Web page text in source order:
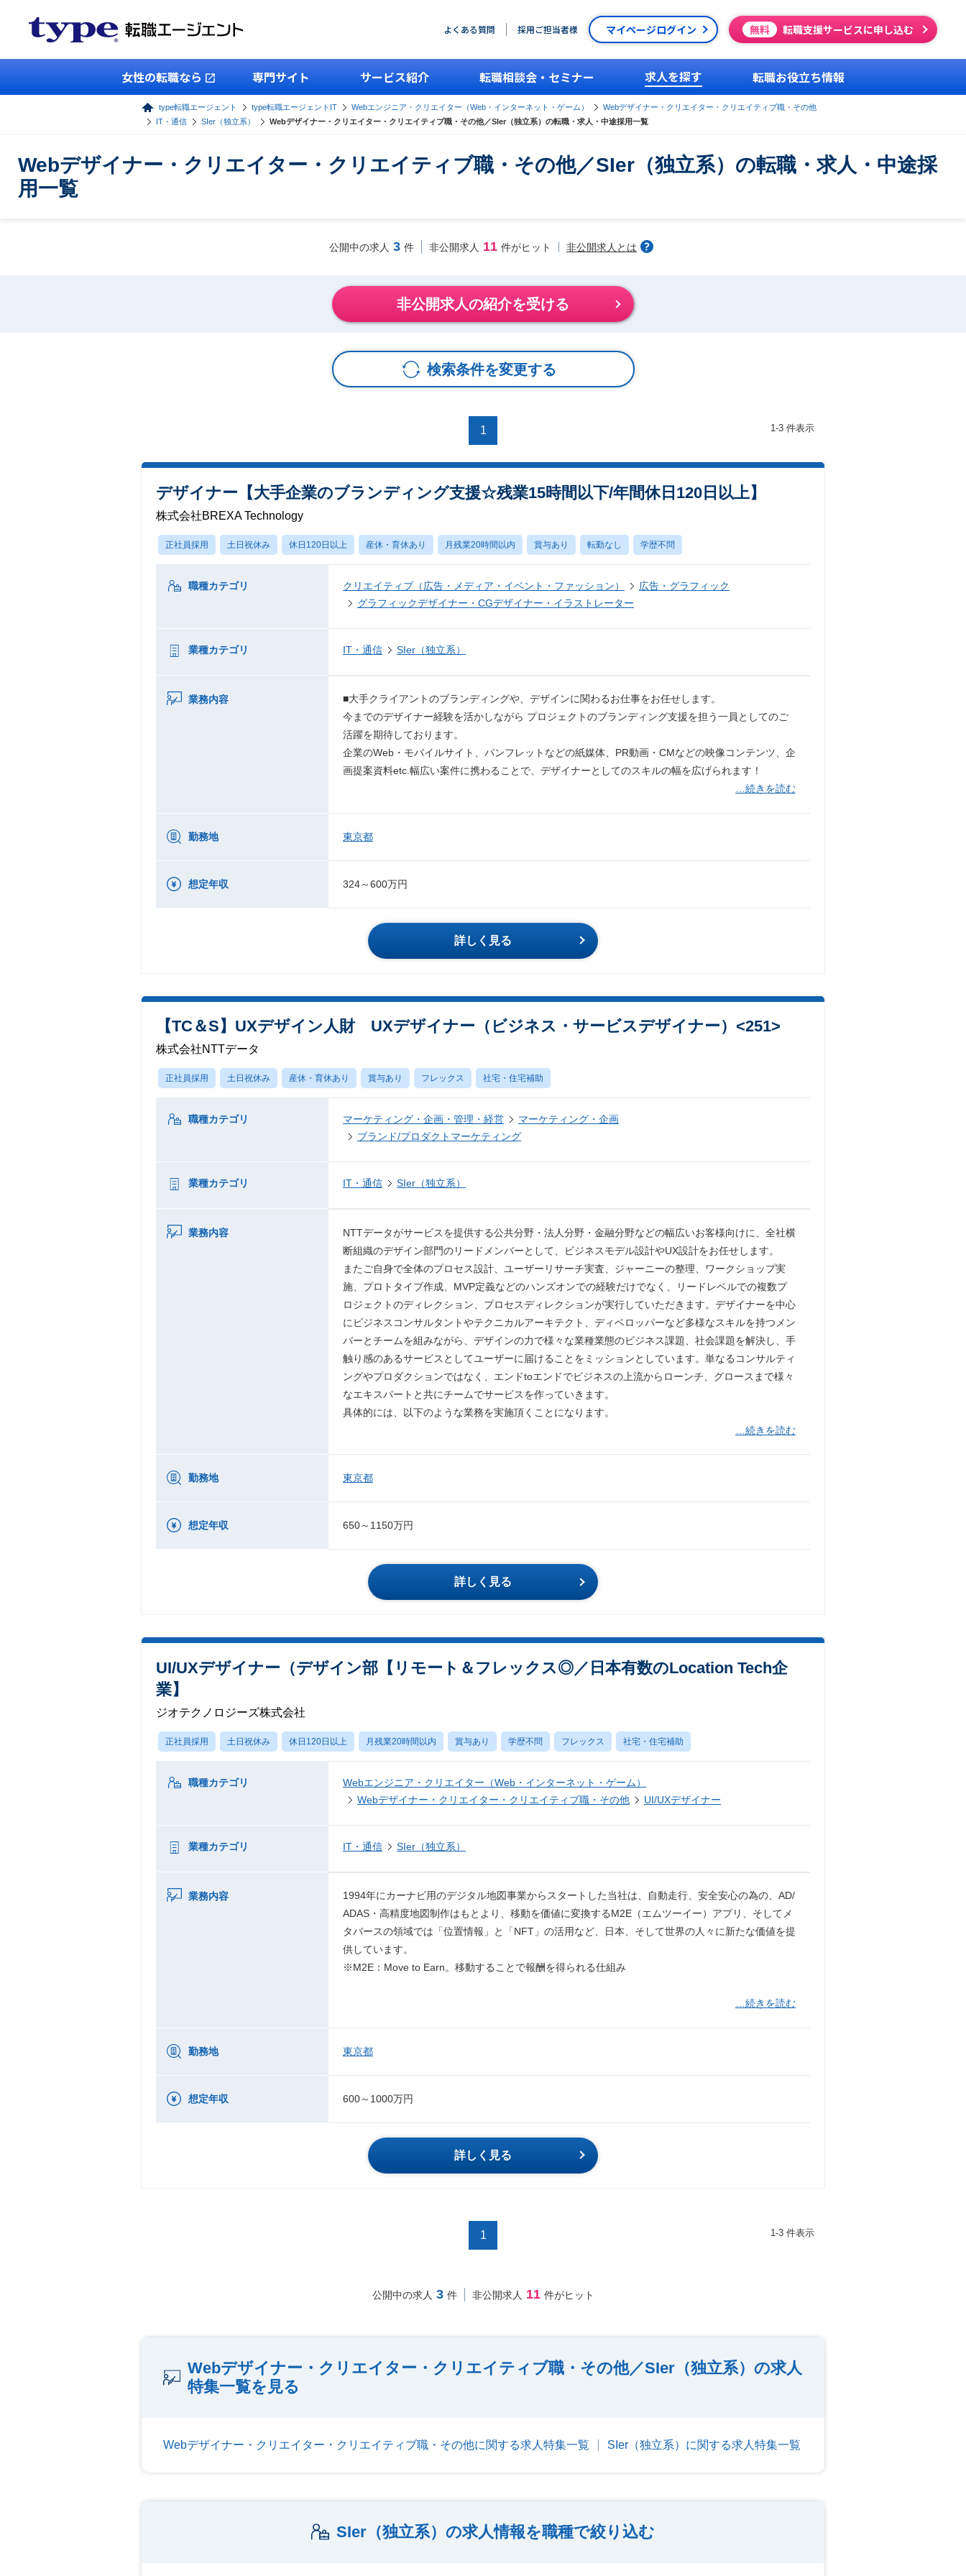
よくある質問 採用ご担当者様 マイページログイン 無料 転職支援サービスに申し込む
女性の転職なら 専門サイト サービス紹介 転職相談会・セミナー 求人を探す 転職お役立ち情報
type転職エージェント type転職エージェントIT Webエンジニア・クリエイター（Web・インターネット・ゲーム）
Webデザイナー・クリエイター・クリエイティブ職・その他
IT・通信
SIer（独立系） Webデザイナー・クリエイター・クリエイティブ職・その他／SIer（独立系）の転職・求人・中途採用一覧
Webデザイナー・クリエイター・クリエイティブ職・その他／SIer（独立系）の転職・求人・中途採
用一覧
公開中の求人 3 件 非公開求人 11 件がヒット 非公開求人とは
非公開求人の紹介を受ける
検索条件を変更する
1 1-3 件表示
デザイナー【大手企業のブランディング支援☆残業15時間以下/年間休日120日以上】
株式会社BREXA Technology
正社員採用 土日祝休み 休日120日以上 産休・育休あり 月残業20時間以内 賞与あり 転勤なし 学歴不問
職種カテゴリ クリエイティブ（広告・メディア・イベント・ファッション）
広告・グラフィック
グラフィックデザイナー・CGデザイナー・イラストレーター
業種カテゴリ IT・通信 SIer（独立系）
業務内容
■大手クライアントのブランディングや、デザインに関わるお仕事をお任せします。
今までのデザイナー経験を活かしながら プロジェクトのブランディング支援を担う一員としてのご
活躍を期待しております。
企業のWeb・モバイルサイト、パンフレットなどの紙媒体、PR動画・CMなどの映像コンテンツ、企
画提案資料etc.幅広い案件に携わることで、デザイナーとしてのスキルの幅を広げられます！
…続きを読む
勤務地 東京都
想定年収 324～600万円
詳しく見る
【TC＆S】UXデザイン人財 UXデザイナー（ビジネス・サービスデザイナー）<251>
株式会社NTTデータ
正社員採用 土日祝休み 産休・育休あり 賞与あり フレックス 社宅・住宅補助
職種カテゴリ マーケティング・企画・管理・経営
マーケティング・企画
ブランド/プロダクトマーケティング
業種カテゴリ IT・通信 SIer（独立系）
業務内容
NTTデータがサービスを提供する公共分野・法人分野・金融分野などの幅広いお客様向けに、全社横
断組織のデザイン部門のリードメンバーとして、ビジネスモデル設計やUX設計をお任せします。
またご自身で全体のプロセス設計、ユーザーリサーチ実査、ジャーニーの整理、ワークショップ実
施、プロトタイプ作成、MVP定義などのハンズオンでの経験だけでなく、リードレベルでの複数プ
ロジェクトのディレクション、プロセスディレクションが実行していただきます。デザイナーを中心
にビジネスコンサルタントやテクニカルアーキテクト、ディベロッパーなど多様なスキルを持つメン
バーとチームを組みながら、デザインの力で様々な業種業態のビジネス課題、社会課題を解決し、手
触り感のあるサービスとしてユーザーに届けることをミッションとしています。単なるコンサルティ
ングやプロダクションではなく、エンドtoエンドでビジネスの上流からローンチ、グロースまで様々
なエキスパートと共にチームでサービスを作っていきます。
具体的には、以下のような業務を実施頂くことになります。
…続きを読む
勤務地 東京都
想定年収 650～1150万円
詳しく見る
UI/UXデザイナー（デザイン部【リモート＆フレックス◎／日本有数のLocation Tech企
業】
ジオテクノロジーズ株式会社
正社員採用 土日祝休み 休日120日以上 月残業20時間以内 賞与あり 学歴不問 フレックス 社宅・住宅補助
職種カテゴリ
Webエンジニア・クリエイター（Web・インターネット・ゲーム）
Webデザイナー・クリエイター・クリエイティブ職・その他
UI/UXデザイナー
業種カテゴリ IT・通信 SIer（独立系）
業務内容
1994年にカーナビ用のデジタル地図事業からスタートした当社は、自動走行、安全安心の為の、AD/
ADAS・高精度地図制作はもとより、移動を価値に変換するM2E（エムツーイー）アプリ、そしてメ
タバースの領域では「位置情報」と「NFT」の活用など、日本、そして世界の人々に新たな価値を提
供しています。
※M2E：Move to Earn。移動することで報酬を得られる仕組み
…続きを読む
勤務地 東京都
想定年収 600～1000万円
詳しく見る
1 1-3 件表示
公開中の求人 3 件 非公開求人 11 件がヒット
Webデザイナー・クリエイター・クリエイティブ職・その他／SIer（独立系）の求人
特集一覧を見る
Webデザイナー・クリエイター・クリエイティブ職・その他に関する求人特集一覧 SIer（独立系）に関する求人特集一覧
SIer（独立系）の求人情報を職種で絞り込む